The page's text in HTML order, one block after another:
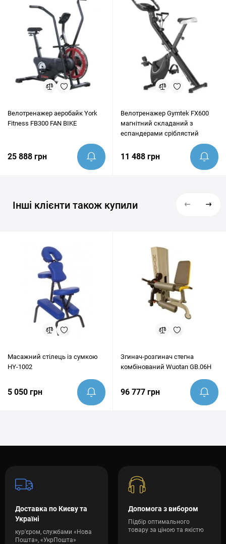
Велотренажер аеробайк York
Fitness FB300 FAN BIKE
25 888 грн
Велотренажер Gymtek FX600
магнітний складаний з
еспандерами сріблястий
11 488 грн
Інші клієнти також купили
Масажний стілець із сумкою
HY-1002
5 050 грн
Згинач-розгинач стегна
комбінований Wuotan GB.06H
96 777 грн
Доставка по Києву та
Україні
кур'єром, службами «Нова
Пошта», «УкрПошта»
Допомога з вибором
Підбір оптимального
товару за ціною та якістю